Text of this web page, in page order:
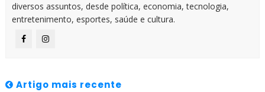
diversos assuntos, desde política, economia, tecnologia,
entretenimento, esportes, saúde e cultura.
Artigo mais recente